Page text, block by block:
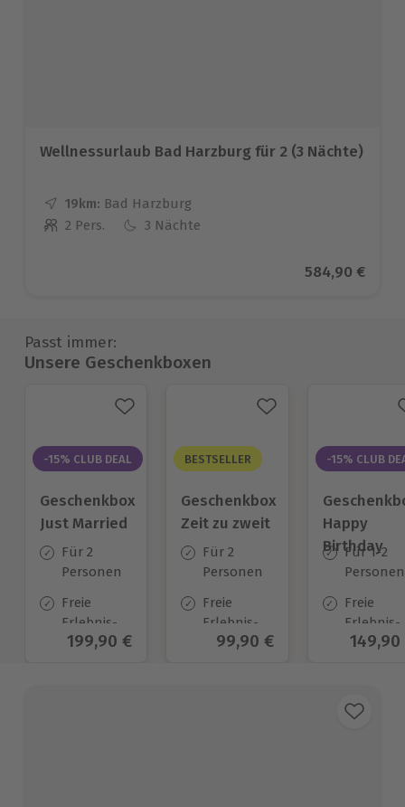
Wellnessurlaub Bad Harzburg für 2 (3 Nächte)
19km: Entfernung
Standort
Bad Harzburg
Anzahl der Teilnehmer
2 Pers. 3 Nächte
Aktueller
584,90 €
Passt immer:
Unsere Geschenkboxen
-15% CLUB DEAL
Geschenkbox
Just Married
Für 2
Personen
Freie
Erlebnis-
Auswahl
Aktueller Preis
199,90 €
BESTSELLER
Geschenkbox
Zeit zu zweit
Für 2
Personen
Freie
Erlebnis-
Auswahl
Aktueller Preis
99,90 €
-15% CLUB
Happy
Birthday
Für 1-2
Personen
Freie
Erlebnis-
Auswahl
149,90